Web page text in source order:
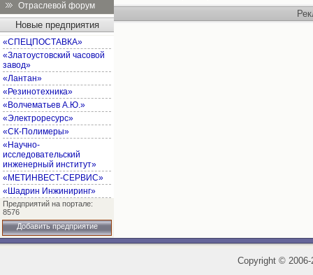
Отраслевой форум
Новые предприятия
«СПЕЦПОСТАВКА»
«Златоустовский часовой
завод»
«Лантан»
«Резинотехника»
«Волчематьев А.Ю.»
«Электроресурс»
«СК-Полимеры»
«Научно-
исследовательский
инженерный институт»
«МЕТИНВЕСТ-СЕРВИС»
«Шадрин Инжиниринг»
Предприятий на портале:
8576
Добавить предприятие
Copyright ©